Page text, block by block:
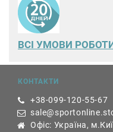
ВСІ УМОВИ
КОНТАКТИ
+38-099-120-55-67
Офіс: Україна,